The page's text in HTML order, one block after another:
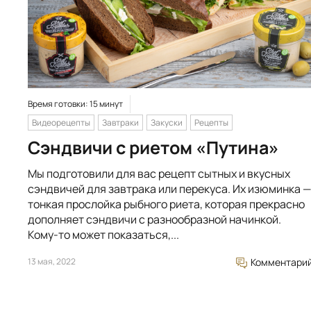
Время готовки: 15 минут
Видеорецепты
Завтраки Закуски Рецепты
Сэндвичи с риетом «Путина»
Мы подготовили для вас рецепт сытных и вкусных
сэндвичей для завтрака или перекуса. Их изюминка —
тонкая прослойка рыбного риета, которая прекрасно
дополняет сэндвичи с разнообразной начинкой.
Кому-то может показаться,...
13 мая, 2022